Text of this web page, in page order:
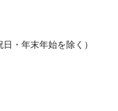
・年末年始を除く）